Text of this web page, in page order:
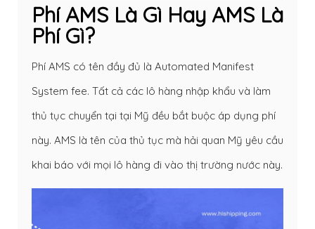
Phí AMS Là Gì Hay AMS Là
Phí Gì?
Phí AMS có tên đầy đủ là Automated Manifest
System fee. Tất cả các lô hàng nhập khẩu và làm
thủ tục chuyển tại tại Mỹ đều bắt buộc áp dụng phí
này. AMS là tên của thủ tục mà hải quan Mỹ yêu cầu
khai báo với mọi lô hàng đi vào thị trường nước này.